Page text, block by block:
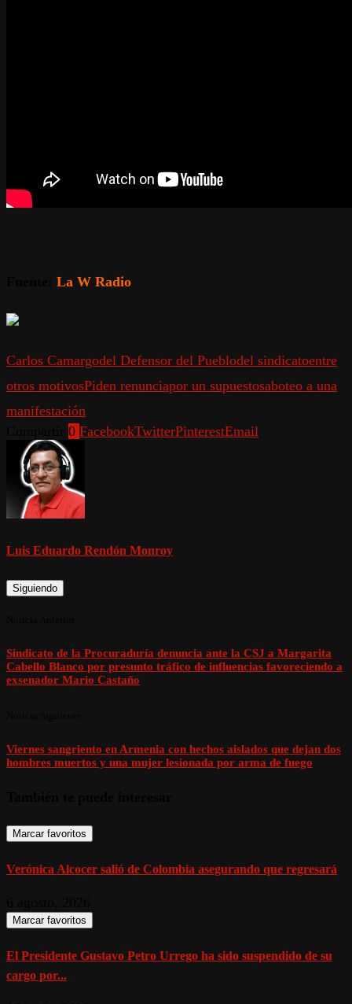
La W Radio
Carlos Camargodel Defensor del Pueblodel sindicatoentre
otros motivosPiden renunciapor un supuestosaboteo a una
manifestación
0 FacebookTwitterPinterestEmail
Luis Eduardo Rendón Monroy
Siguiendo
Sindicato de la Procuraduría denuncia ante la CSJ a Margarita
Cabello Blanco por presunto tráfico de influencias favoreciendo a
exsenador Mario Castaño
Viernes sangriento en Armenia con hechos aislados que dejan dos
hombres muertos y una mujer lesionada por arma de fuego
Marcar favoritos
Verónica Alcocer salió de Colombia asegurando que regresará
Marcar favoritos
El Presidente Gustavo Petro Urrego ha sido suspendido de su
cargo por...